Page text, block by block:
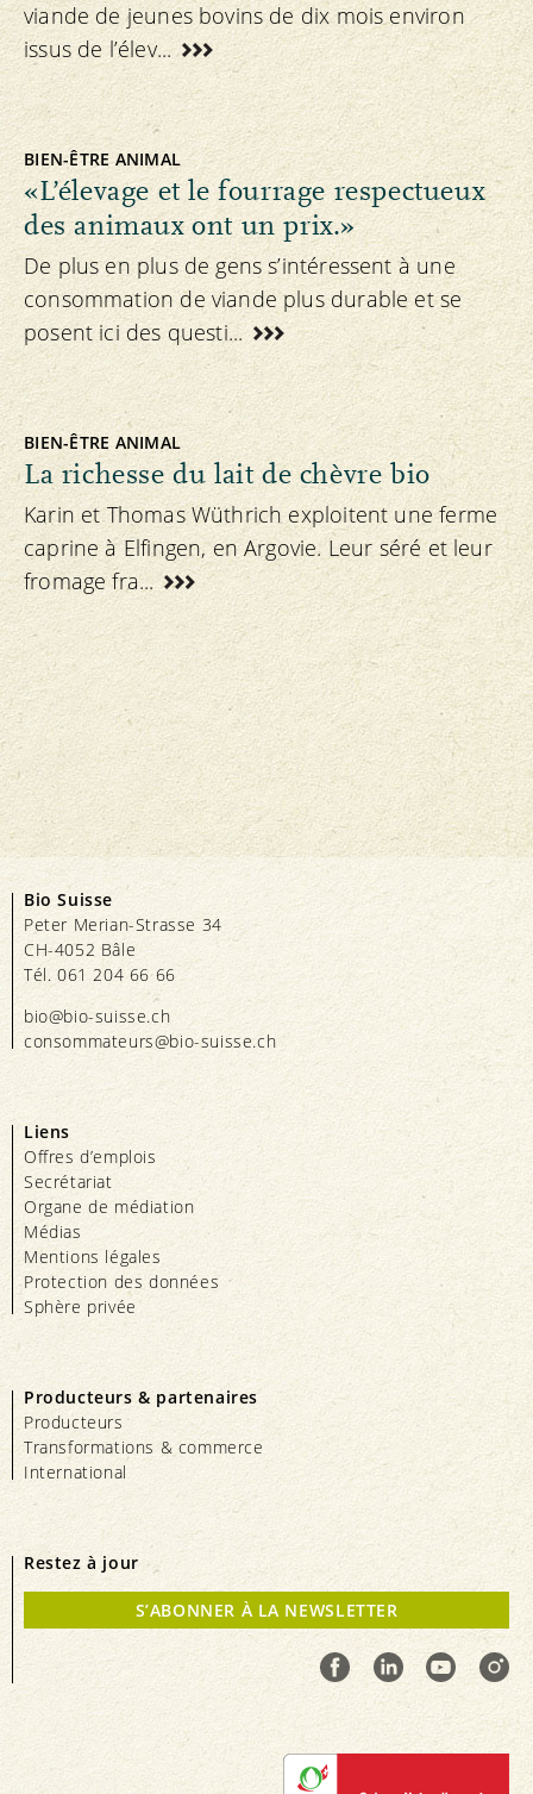
viande de jeunes bovins de dix mois environ
issus de l’élev...
BIEN-ÊTRE ANIMAL
«L’élevage et le fourrage respectueux
des animaux ont un prix.»
De plus en plus de gens s’intéressent à une
consommation de viande plus durable et se
posent ici des questi...
BIEN-ÊTRE ANIMAL
La richesse du lait de chèvre bio
Karin et Thomas Wüthrich exploitent une ferme
caprine à Elfingen, en Argovie. Leur séré et leur
fromage fra...
Bio Suisse
Peter Merian-Strasse 34
CH-4052 Bâle
Tél. 061 204 66 66
bio@bio-suisse.ch
consommateurs@bio-suisse.ch
Liens
Offres d’emplois
Secrétariat
Organe de médiation
Médias
Mentions légales
Protection des données
Sphère privée
Producteurs & partenaires
Producteurs
Transformations & commerce
International
Restez à jour
S’ABONNER À LA NEWSLETTER